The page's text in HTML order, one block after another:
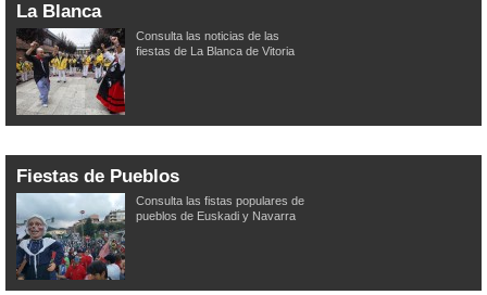
La Blanca
Consulta las noticias de las
fiestas de La Blanca de Vitoria
Fiestas de Pueblos
Consulta las fistas populares de
pueblos de Euskadi y Navarra